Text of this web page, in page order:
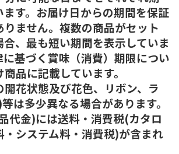
ます。お届け日からの期間を保証
ません。複数の商品がセット
合、最も短い期間を表示していま
に基づく賞味（消費）期限につい
品に記載しています。
花状態及び花色、リボン、ラ
は多少異なる場合があります。
代金)には送料・消費税(カタロ
・システム料・消費税)が含まれ